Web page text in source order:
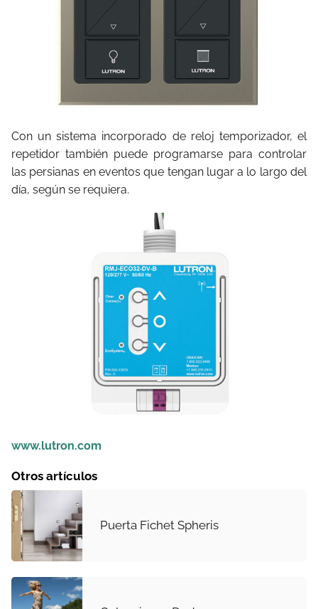
Con un sistema incorporado de reloj temporizador, el
repetidor también puede programarse para controlar
las persianas en eventos que tengan lugar a lo largo del
día, según se requiera.
www.lutron.com
Otros artículos
Puerta Fichet Spheris